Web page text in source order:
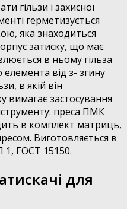
гільзи і захисної
герметизується
яка знаходиться
затиску, що має
в ньому гільза
елемента від з- згину
в якій він
вимагає застосування
преса ПМК
в комплект матриць,
Виготовляється в
1, ГОСТ 15150.
для